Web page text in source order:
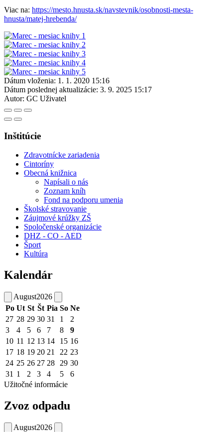
Viac na: https://mesto.hnusta.sk/navstevnik/osobnosti-mesta-
hnusta/matej-hrebenda/
Dátum vloženia: 1. 1. 2020 15:16
Dátum poslednej aktualizácie: 3. 9. 2025 15:17
Autor: GC Uživatel
Inštitúcie
Zdravotnícke zariadenia
Cintoríny
Obecná knižnica
Napísali o nás
Zoznam kníh
Fond na podporu umenia
Školské stravovanie
Záujmové krúžky ZŠ
Spoločenské organizácie
DHZ - CO - AED
Šport
Kultúra
Kalendár
August2026
Po Ut St Št Pia So Ne
27 28 29 30 31 1
2
3
4 5 6 7 8
9
10 11 12 13 14 15 16
17 18 19 20 21 22 23
24 25 26 27 28 29 30
31 1 2 3 4 5
6
Užitočné informácie
Zvoz odpadu
August2026